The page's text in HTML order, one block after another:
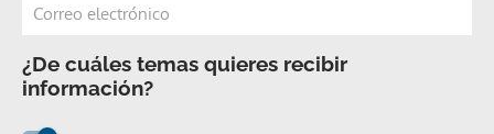
¿De cuáles temas quieres recibir
información?